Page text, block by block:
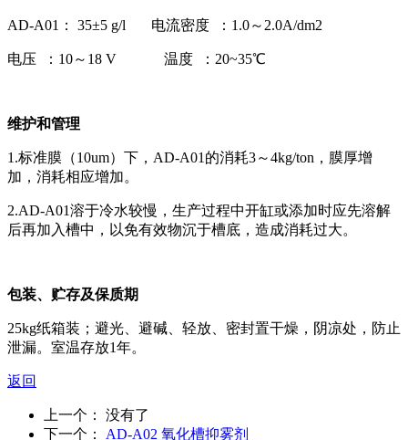
AD-A01： 35±5 g/l 电流密度 ：1.0～2.0A/dm2
电压 ：10～18 V 温度 ：20~35℃
维护和管理
1.标准膜（10um）下，AD-A01的消耗3～4kg/ton，膜厚增
加，消耗相应增加。
2.AD-A01溶于冷水较慢，生产过程中开缸或添加时应先溶解
后再加入槽中，以免有效物沉于槽底，造成消耗过大。
包装、贮存及保质期
25kg纸箱装；避光、避碱、轻放、密封置干燥，阴凉处，防止
泄漏。室温存放1年。
返回
上一个： 没有了
下一个： AD-A02 氧化槽抑雾剂